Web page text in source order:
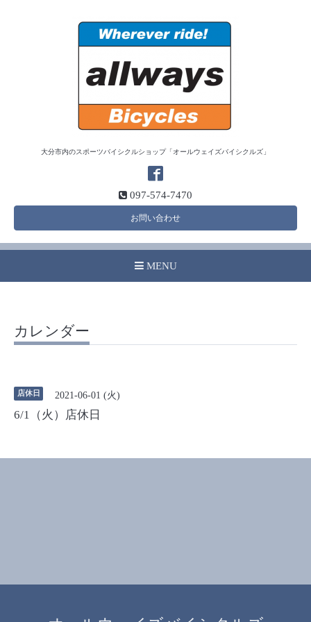
大分市内のスポーツバイシクルショップ「オールウェイズバイシクルズ」
097-574-7470
お問い合わせ
MENU
カレンダー
店休日 2021-06-01 (火)
6/1（火）店休日